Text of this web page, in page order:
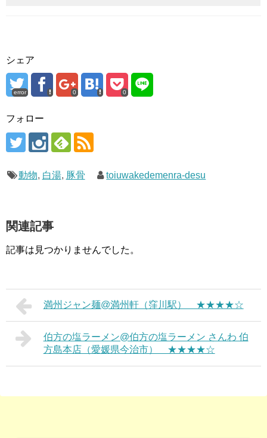
シェア
error 0 0
フォロー
動物, 白湯, 豚骨 toiuwakedemenra-desu
関連記事
記事は見つかりませんでした。
満州ジャン麺@満州軒（窪川駅） ★★★★☆
伯方の塩ラーメン@伯方の塩ラーメン さんわ 伯
方島本店（愛媛県今治市） ★★★★☆